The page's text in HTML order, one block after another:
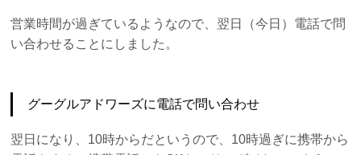
営業時間が過ぎているようなので、翌日（今日）電話で問
い合わせることにしました。
グーグルアドワーズに電話で問い合わせ
翌日になり、10時からだというので、10時過ぎに携帯から